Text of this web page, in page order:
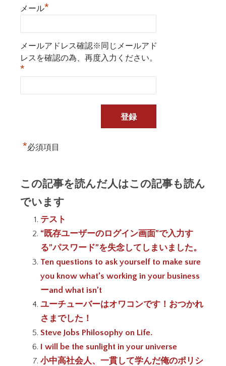
メール*
メールアドレス確認※同じメールアド
レスを確認の為、再度入力ください。
*
*必須項目
この記事を読んだ人はこの記事も読ん
でいます
テスト
“既存ユーザーのログイン画面”で入力す
る”パスワード”を失念してしまいました。
Ten questions to ask yourself to make sure
you know what’s working in your business
ーand what isn’t
ユーチューバーはオワコンです！おつかれ
さまでした！
Steve Jobs Philosophy on Life.
I will be the sunlight in your universe
小中高社会人、一貫して学んだ俺のポリシ